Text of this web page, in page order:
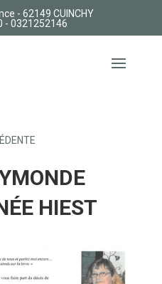
- 62149 CUINCHY
- 0321252146
HIEST